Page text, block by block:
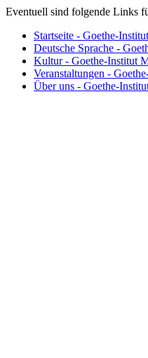
Eventuell sind folgende Links
Startseite - Goethe-
Deutsche Sprache -
Kultur - Goethe-Institut
Veranstaltungen -
Über uns - Goethe-